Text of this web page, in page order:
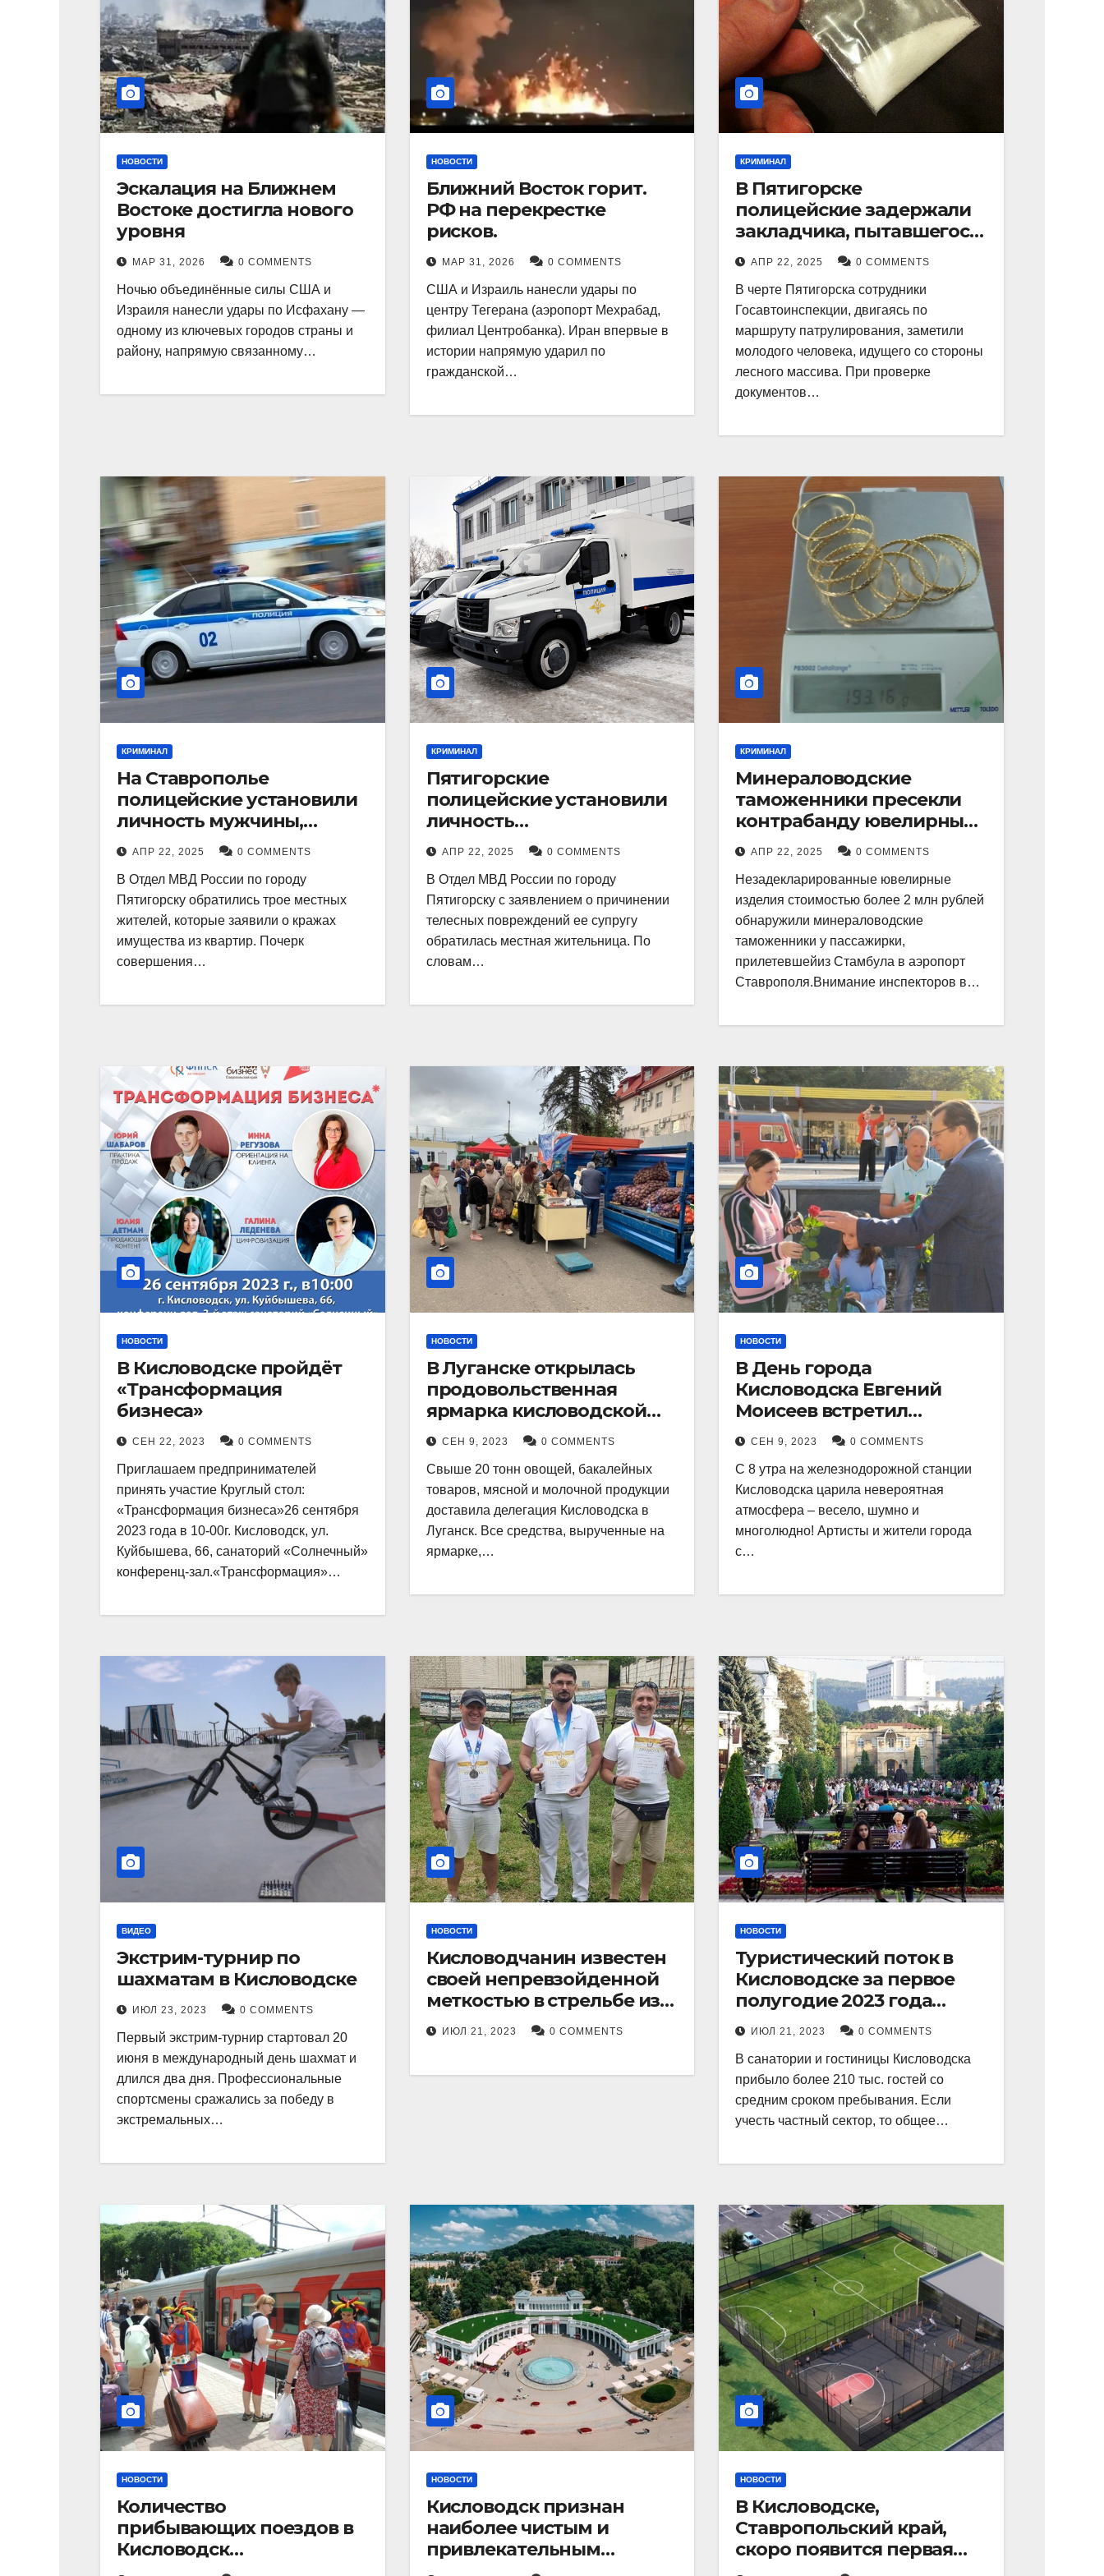
НОВОСТИ
Эскалация на Ближнем
Востоке достигла нового
уровня
МАР 31, 2026 0 COMMENTS
Ночью объединённые силы США и
Израиля нанесли удары по Исфахану —
одному из ключевых городов страны и
району, напрямую связанному…
НОВОСТИ
Ближний Восток горит.
РФ на перекрестке
рисков.
МАР 31, 2026 0 COMMENTS
США и Израиль нанесли удары по
центру Тегерана (аэропорт Мехрабад,
филиал Центробанка). Иран впервые в
истории напрямую ударил по
гражданской…
КРИМИНАЛ
В Пятигорске
полицейские задержали
закладчика, пытавшегося
сбыть партию
синтетического
наркотика
АПР 22, 2025 0 COMMENTS
В черте Пятигорска сотрудники
Госавтоинспекции, двигаясь по
маршруту патрулирования, заметили
молодого человека, идущего со стороны
лесного массива. При проверке
документов…
КРИМИНАЛ
На Ставрополье
полицейские установили
личность мужчины,
причастного к кражам
имущества из квартир в
Пятигорске
АПР 22, 2025 0 COMMENTS
В Отдел МВД России по городу
Пятигорску обратились трое местных
жителей, которые заявили о кражах
имущества из квартир. Почерк
совершения…
КРИМИНАЛ
Пятигорские
полицейские установили
личность
злоумышленника,
причинившего телесные
повреждения местному
жителю
АПР 22, 2025 0 COMMENTS
В Отдел МВД России по городу
Пятигорску с заявлением о причинении
телесных повреждений ее супругу
обратилась местная жительница. По
словам…
КРИМИНАЛ
Минераловодские
таможенники пресекли
контрабанду ювелирных
изделий на 2 млн рублей
АПР 22, 2025 0 COMMENTS
Незадекларированные ювелирные
изделия стоимостью более 2 млн рублей
обнаружили минераловодские
таможенники у пассажирки,
прилетевшейиз Стамбула в аэропорт
Ставрополя.Внимание инспекторов в…
НОВОСТИ
В Кисловодске пройдёт
«Трансформация
бизнеса»
СЕН 22, 2023 0 COMMENTS
Приглашаем предпринимателей
принять участие Круглый стол:
«Трансформация бизнеса»26 сентября
2023 года в 10-00г. Кисловодск, ул.
Куйбышева, 66, санаторий «Солнечный»
конференц-зал.«Трансформация»…
НОВОСТИ
В Луганске открылась
продовольственная
ярмарка кисловодской
продукции.
СЕН 9, 2023 0 COMMENTS
Свыше 20 тонн овощей, бакалейных
товаров, мясной и молочной продукции
доставила делегация Кисловодска в
Луганск. Все средства, вырученные на
ярмарке,…
НОВОСТИ
В День города
Кисловодска Евгений
Моисеев встретил
прибывший поезд с
туристами.
СЕН 9, 2023 0 COMMENTS
С 8 утра на железнодорожной станции
Кисловодска царила невероятная
атмосфера – весело, шумно и
многолюдно! Артисты и жители города
с…
ВИДЕО
Экстрим-турнир по
шахматам в Кисловодске
ИЮЛ 23, 2023 0 COMMENTS
Первый экстрим-турнир стартовал 20
июня в международный день шахмат и
длился два дня. Профессиональные
спортсмены сражались за победу в
экстремальных…
НОВОСТИ
Кисловодчанин известен
своей непревзойденной
меткостью в стрельбе из
лука, и его успехи
прославили его в
ИЮЛ 21, 2023 0 COMMENTS
НОВОСТИ
Туристический поток в
Кисловодске за первое
полугодие 2023 года
показал рекордный рост в
21 процент.
ИЮЛ 21, 2023 0 COMMENTS
В санатории и гостиницы Кисловодска
прибыло более 210 тыс. гостей со
средним сроком пребывания. Если
учесть частный сектор, то общее…
НОВОСТИ
Количество
прибывающих поездов в
Кисловодск
стремительно
НОВОСТИ
Кисловодск признан
наиболее чистым и
привлекательным
курортным городом в
НОВОСТИ
В Кисловодске,
Ставропольский край,
скоро появится первая
«умная площадка».